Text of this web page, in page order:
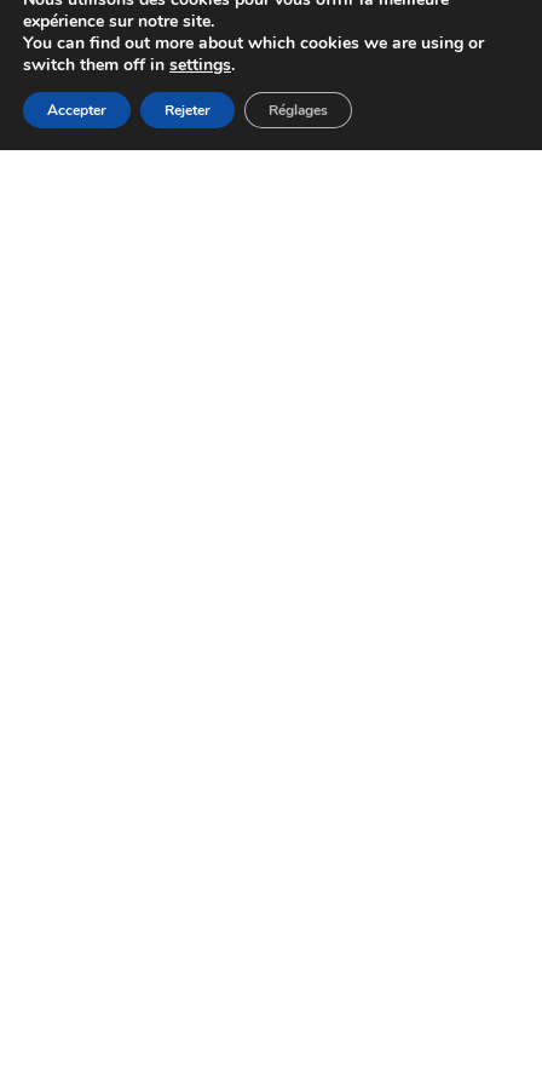
expérience sur notre site.
You can find out more about which cookies we are using or
switch them off in settings.
Accepter Rejeter Réglages